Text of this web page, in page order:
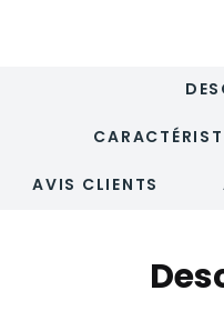
AVIS CLIENTS